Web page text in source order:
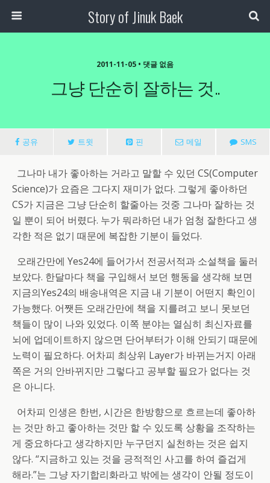
Story of Jinuk Baek
2011-11-05 • 댓글 없음
그냥 단순히 잘하는 것..
공유 트윗 핀 메일 SMS
그나마 내가 좋아하는 거라고 말할 수 있던 CS(Computer
Science)가 요즘은 그다지 재미가 없다. 그렇게 좋아하던
CS가 지금은 그냥 단순히 할줄아는 것중 그나마 잘하는 것
일 뿐이 되어 버렸다. 누가 뭐라하던 내가 엄청 잘한다고 생
각한 적은 없기 때문에 복잡한 기분이 들었다.
오래간만에 Yes24에 들어가서 전공서적과 소설책을 둘러
보았다. 한달마다 책을 구입해서 보던 행동을 생각해 보면
지금의Yes24의 배송내역은 지금 내 기분이 어떤지 확인이
가능했다. 어쨋든 오래간만에 책을 지를려고 보니 못보던
책들이 많이 나와 있었다. 이쪽 분야는 열심히 최신자료를
뇌에 업데이트하지 않으면 단어부터가 이해 안되기 때문에
노력이 필요하다. 어차피 최상위 Layer가 바뀌는거지 아래
쪽은 거의 안바뀌지만 그렇다고 공부할 필요가 없다는 것
은 아니다.
어차피 인생은 한번, 시간은 한방향으로 흐르는데 좋아하
는 것만 하고 좋아하는 것만 할 수 있도록 상황을 조작하는
게 중요하다고 생각하지만 누구던지 실천하는 것은 쉽지
않다. “지금하고 있는 것을 긍적적인 사고를 하여 즐겁게
해라.”는 그냥 자기합리화라고 밖에는 생각이 안될 정도이